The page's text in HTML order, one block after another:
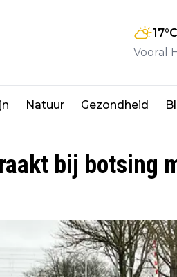
17°C
Vooral
Natuur Gezondheid
bij botsing